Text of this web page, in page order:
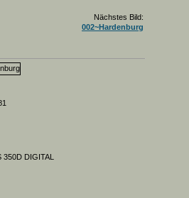
Nächstes Bild:
002~Hardenburg
350D DIGITAL